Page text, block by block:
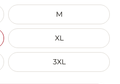
M
XL
3XL